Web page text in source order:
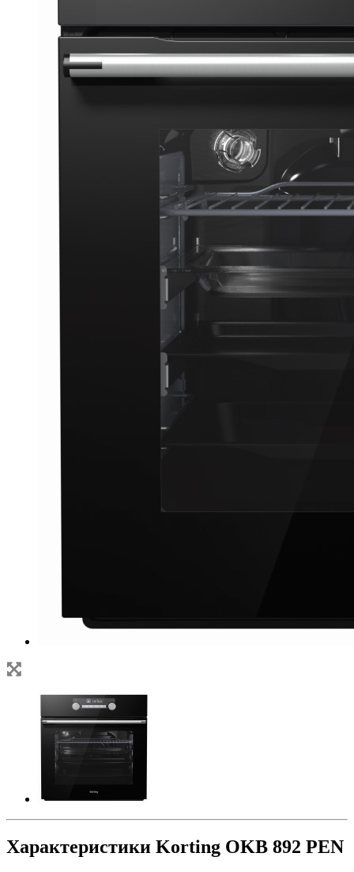
Характеристики Korting OKB 892 PEN